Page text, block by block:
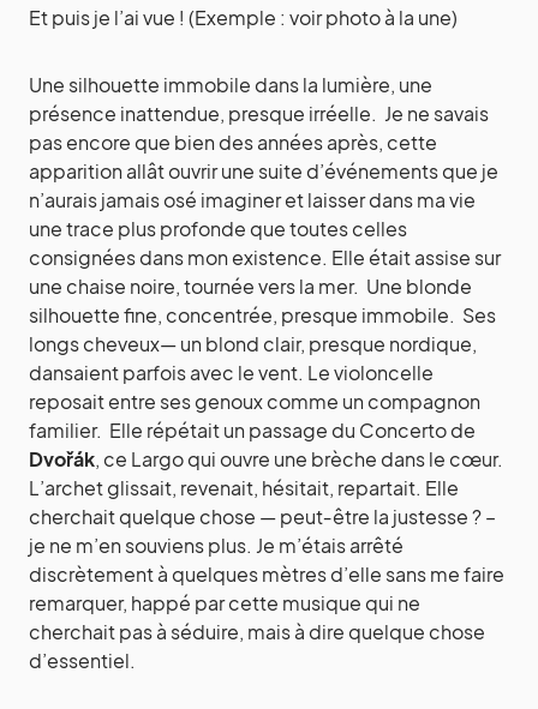
Et puis je l’ai vue ! (Exemple : voir photo à la une)
Une silhouette immobile dans la lumière, une
présence inattendue, presque irréelle. Je ne savais
pas encore que bien des années après, cette
apparition allât ouvrir une suite d’événements que je
n’aurais jamais osé imaginer et laisser dans ma vie
une trace plus profonde que toutes celles
consignées dans mon existence. Elle était assise sur
une chaise noire, tournée vers la mer. Une blonde
silhouette fine, concentrée, presque immobile. Ses
longs cheveux— un blond clair, presque nordique,
dansaient parfois avec le vent. Le violoncelle
reposait entre ses genoux comme un compagnon
familier. Elle répétait un passage du Concerto de
Dvořák, ce Largo qui ouvre une brèche dans le cœur.
L’archet glissait, revenait, hésitait, repartait. Elle
cherchait quelque chose — peut‑être la justesse ? –
je ne m’en souviens plus. Je m’étais arrêté
discrètement à quelques mètres d’elle sans me faire
remarquer, happé par cette musique qui ne
cherchait pas à séduire, mais à dire quelque chose
d’essentiel.